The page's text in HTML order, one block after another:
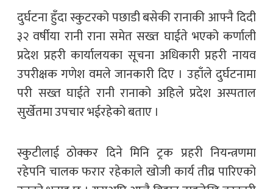
दुर्घटना हुँदा स्कुटरको पछाडी बसेकी रानाकी आफ्नै दिदी
३२ वर्षीया रानी राना समेत सख्त घाईते भएको कर्णाली
प्रदेश प्रहरी कार्यालयका सूचना अधिकारी प्रहरी नायव
उपरीक्षक गणेश वमले जानकारी दिए । उहाँले दुर्घटनामा
परी सख्त घाईते रानी रानाको अहिले प्रदेश अस्पताल
सुर्खेतमा उपचार भईरहेको बताए ।
स्कुटीलाई ठोक्कर दिने मिनि ट्रक प्रहरी नियन्त्रणमा
रहेपनि चालक फरार रहेकाले खोजी कार्य तीव्र पारिएको